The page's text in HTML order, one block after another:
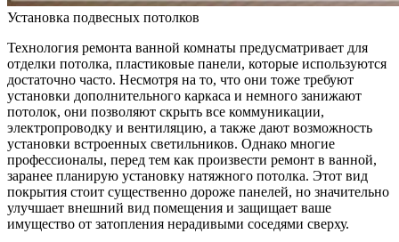
Установка подвесных потолков
Технология ремонта ванной комнаты предусматривает для
отделки потолка, пластиковые панели, которые используются
достаточно часто. Несмотря на то, что они тоже требуют
установки дополнительного каркаса и немного занижают
потолок, они позволяют скрыть все коммуникации,
электропроводку и вентиляцию, а также дают возможность
установки встроенных светильников. Однако многие
профессионалы, перед тем как произвести ремонт в ванной,
заранее планирую установку натяжного потолка. Этот вид
покрытия стоит существенно дороже панелей, но значительно
улучшает внешний вид помещения и защищает ваше
имущество от затопления нерадивыми соседями сверху.